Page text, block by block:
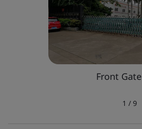
Front Gate
1 / 9